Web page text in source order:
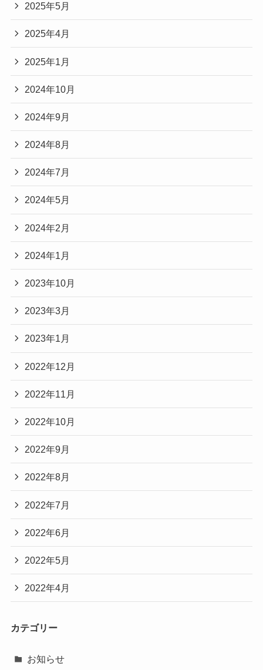
2025年5月
2025年4月
2025年1月
2024年10月
2024年9月
2024年8月
2024年7月
2024年5月
2024年2月
2024年1月
2023年10月
2023年3月
2023年1月
2022年12月
2022年11月
2022年10月
2022年9月
2022年8月
2022年7月
2022年6月
2022年5月
2022年4月
カテゴリー
お知らせ